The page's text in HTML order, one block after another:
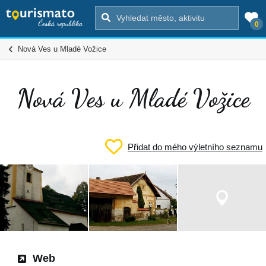
0
Nová Ves u Mladé Vožice
Nová Ves u Mladé Vožice
Přidat do mého výletního seznamu
Web